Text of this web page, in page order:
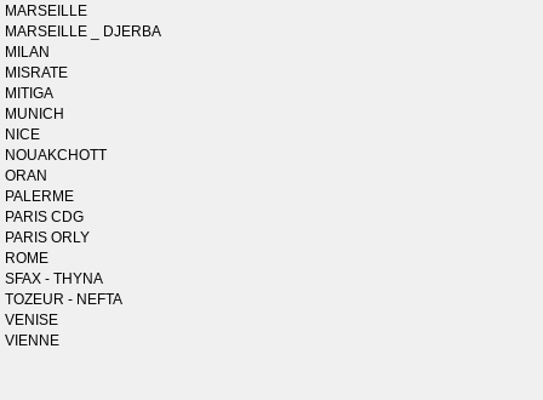
MARSEILLE
MARSEILLE _ DJERBA
MILAN
MISRATE
MITIGA
MUNICH
NICE
NOUAKCHOTT
ORAN
PALERME
PARIS CDG
PARIS ORLY
ROME
SFAX - THYNA
TOZEUR - NEFTA
VENISE
VIENNE